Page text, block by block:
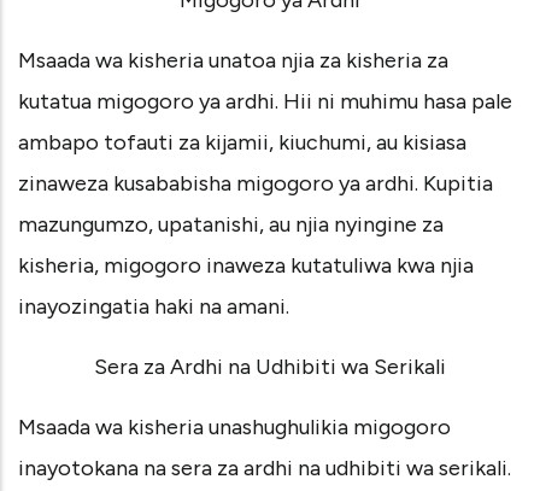
Msaada wa kisheria unatoa njia za kisheria za
kutatua migogoro ya ardhi. Hii ni muhimu hasa pale
ambapo tofauti za kijamii, kiuchumi, au kisiasa
zinaweza kusababisha migogoro ya ardhi. Kupitia
mazungumzo, upatanishi, au njia nyingine za
kisheria, migogoro inaweza kutatuliwa kwa njia
inayozingatia haki na amani.
Sera za Ardhi na Udhibiti wa Serikali
Msaada wa kisheria unashughulikia migogoro
inayotokana na sera za ardhi na udhibiti wa serikali.